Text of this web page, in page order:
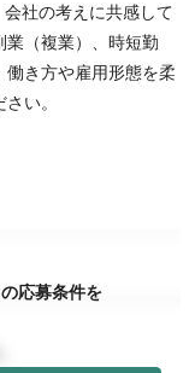
会社の考えに共感して
業（複業）、時短勤
き方や雇用形態を柔
い。
応募条件を